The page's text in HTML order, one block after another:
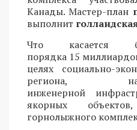
Канады. Мастер-план
выполнит
Что касается
порядка 15
целях социально-
региона,
инженерной
якорных
горнолыжного